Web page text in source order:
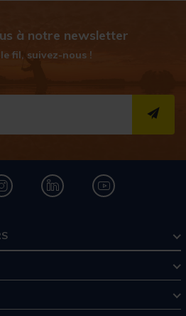
à notre newsletter
fil, suivez-nous !